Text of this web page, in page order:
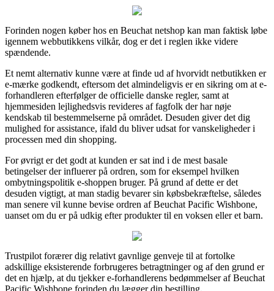
Forinden nogen køber hos en Beuchat netshop kan man faktisk løbe
igennem webbutikkens vilkår, dog er det i reglen ikke videre
spændende.
Et nemt alternativ kunne være at finde ud af hvorvidt netbutikken er
e-mærke godkendt, eftersom det almindeligvis er en sikring om at e-
forhandleren efterfølger de officielle danske regler, samt at
hjemmesiden lejlighedsvis revideres af fagfolk der har nøje
kendskab til bestemmelserne på området. Desuden giver det dig
mulighed for assistance, ifald du bliver udsat for vanskeligheder i
processen med din shopping.
For øvrigt er det godt at kunden er sat ind i de mest basale
betingelser der influerer på ordren, som for eksempel hvilken
ombytningspolitik e-shoppen bruger. På grund af dette er det
desuden vigtigt, at man stadig bevarer sin købsbekræftelse, således
man senere vil kunne bevise ordren af Beuchat Pacific Wishbone,
uanset om du er på udkig efter produkter til en voksen eller et barn.
Trustpilot forærer dig relativt gavnlige genveje til at fortolke
adskillige eksisterende forbrugeres betragtninger og af den grund er
det en hjælp, at du tjekker e-forhandlerens bedømmelser af Beuchat
Pacific Wishbone forinden du lægger din bestilling.